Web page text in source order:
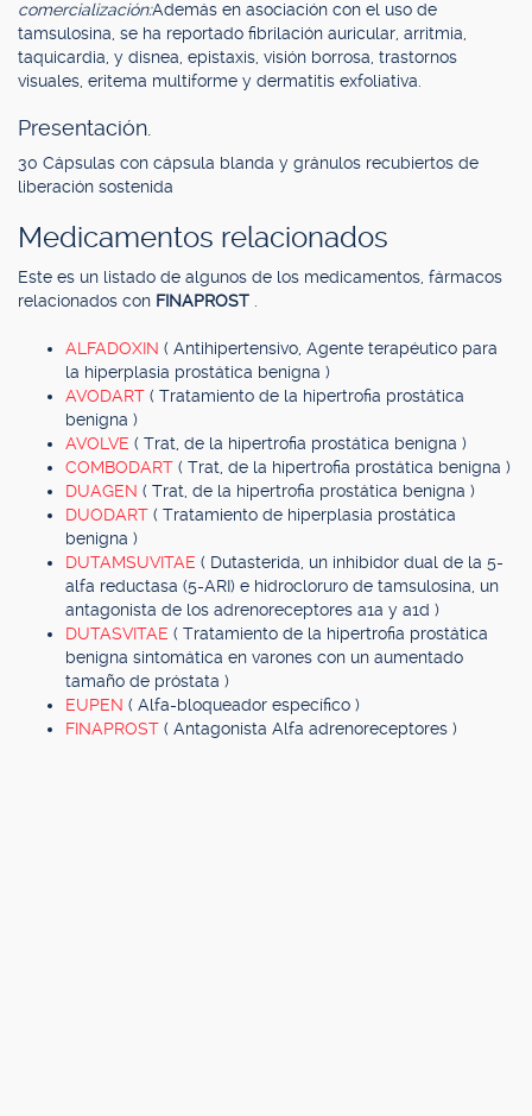
comercialización:Además en asociación con el uso de
tamsulosina, se ha reportado fibrilación auricular, arritmia,
taquicardia, y disnea, epistaxis, visión borrosa, trastornos
visuales, eritema multiforme y dermatitis exfoliativa.
Presentación.
30 Cápsulas con cápsula blanda y gránulos recubiertos de
liberación sostenida
Medicamentos relacionados
Este es un listado de algunos de los medicamentos, fármacos
relacionados con FINAPROST
ALFADOXIN ( Antihipertensivo, Agente terapéutico para
la hiperplasia prostática benigna )
AVODART ( Tratamiento de la hipertrofia prostática
benigna )
AVOLVE ( Trat, de la hipertrofia prostática benigna )
COMBODART ( Trat, de la hipertrofia prostática benigna )
DUAGEN ( Trat, de la hipertrofia prostática benigna )
DUODART ( Tratamiento de hiperplasia prostática
benigna )
DUTAMSUVITAE ( Dutasterida, un inhibidor dual de la 5-
alfa reductasa (5-ARI) e hidrocloruro de tamsulosina, un
antagonista de los adrenoreceptores a1a y a1d )
DUTASVITAE ( Tratamiento de la hipertrofia prostática
benigna sintomática en varones con un aumentado
tamaño de próstata )
EUPEN ( Alfa-bloqueador específico )
FINAPROST ( Antagonista Alfa adrenoreceptores )